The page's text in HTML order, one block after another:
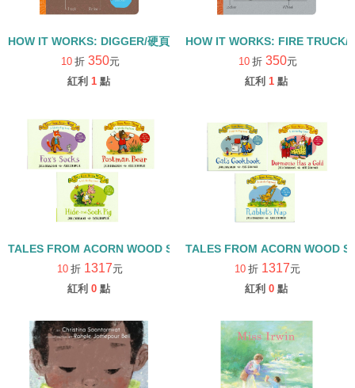
HOW IT WORKS: DIGGER/硬頁書
10 折 350元
紅利 1 點
HOW IT WORKS: FIRE TRUCK/
10 折 350元
紅利 1 點
TALES FROM ACORN WOOD STORY COLLECTION 觀察探索組/
10 折 1317元
紅利 0 點
TALES FROM ACORN WOOD
10 折 1317元
紅利 0 點